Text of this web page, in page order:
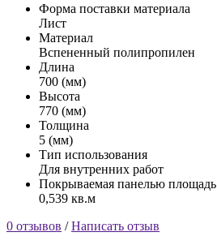
Форма поставки материала
Лист
Материал
Вспененный полипропилен
Длина
700 (мм)
Высота
770 (мм)
Толщина
5 (мм)
Тип использования
Для внутренних работ
Покрываемая панелью площадь
0,539 кв.м
0 отзывов /Написать отзыв